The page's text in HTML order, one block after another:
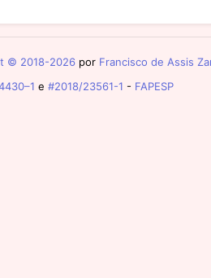
© 2018-2026 por Francisco de Assis
e #2018/23561-1 - FAPESP